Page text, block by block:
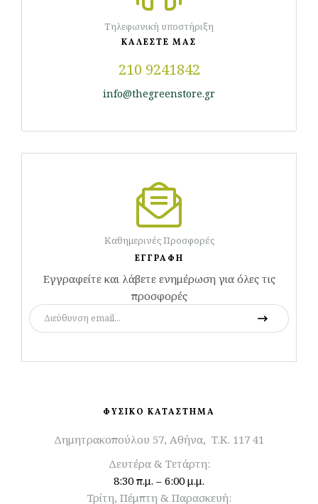
Τηλεφωνική υποστήριξη
ΚΑΛΕΣΤΕ ΜΑΣ
210 9241842
info@thegreenstore.gr
Καθημερινές Προσφορές
ΕΓΓΡΑΦΗ
Εγγραφείτε και λάβετε ενημέρωση για όλες τις
προσφορές
ΦΥΣΙΚΟ ΚΑΤΑΣΤΗΜΑ
Δημητρακοπούλου 57, Αθήνα, Τ.Κ. 117 41
Δευτέρα & Τετάρτη:
8:30 π.μ. – 6:00 μ.μ.
Τρίτη, Πέμπτη & Παρασκευή: